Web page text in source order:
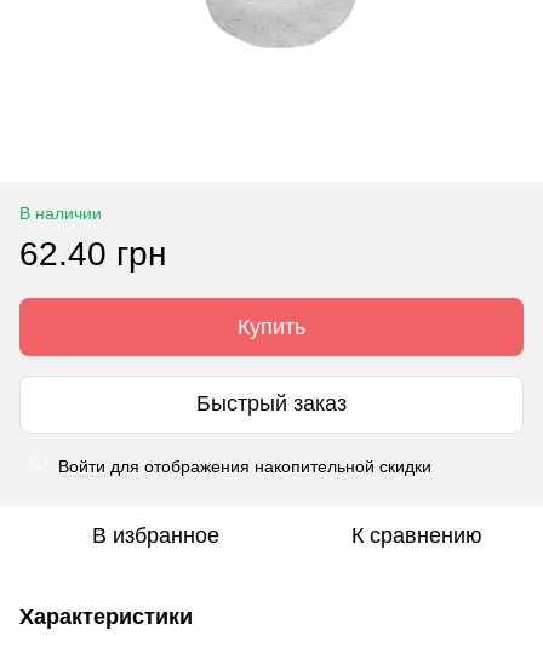
В наличии
62.40 грн
Купить
Быстрый заказ
Войти для отображения накопительной скидки
В избранное К сравнению
Характеристики